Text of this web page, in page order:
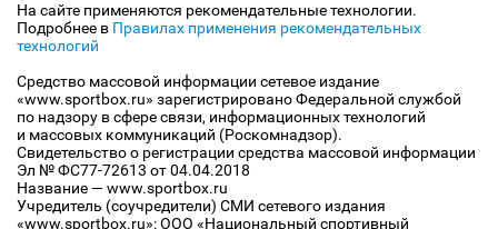
На сайте применяются рекомендательные технологии.
Подробнее в Правилах применения рекомендательных
технологий
Средство массовой информации сетевое издание
«www.sportbox.ru» зарегистрировано Федеральной службой
по надзору в сфере связи, информационных технологий
и массовых коммуникаций (Роскомнадзор).
Свидетельство о регистрации средства массовой информации
Эл № ФС77-72613 от 04.04.2018
Название — www.sportbox.ru
Учредитель (соучредители) СМИ сетевого издания
«www.sportbox.ru»: ООО «Национальный спортивный